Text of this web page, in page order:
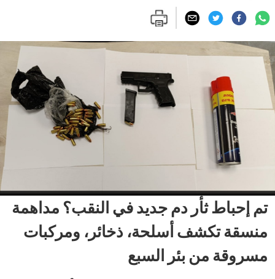
تم إحباط ثأر دم جديد في النقب؟ مداهمة
منسقة تكشف أسلحة، ذخائر، ومركبات
مسروقة من بئر السبع